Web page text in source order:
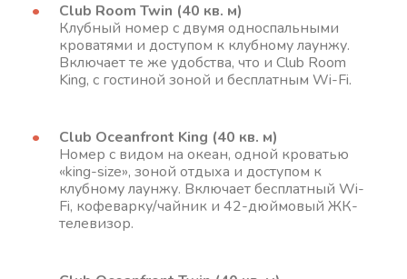
Club Room Twin (40 кв. м)
Клубный номер с двумя односпальными
кроватями и доступом к клубному лаунжу.
Включает те же удобства, что и Club Room
King, с гостиной зоной и бесплатным Wi-Fi.
Club Oceanfront King (40 кв. м)
Номер с видом на океан, одной кроватью
«king-size», зоной отдыха и доступом к
клубному лаунжу. Включает бесплатный Wi-
Fi, кофеварку/чайник и 42-дюймовый ЖК-
телевизор.